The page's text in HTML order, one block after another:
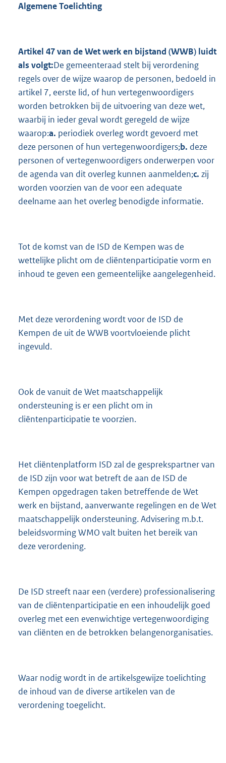
Algemene Toelichting
Artikel 47 van de Wet werk en bijstand (WWB) luidt
als volgt:De gemeenteraad stelt bij verordening
regels over de wijze waarop de personen, bedoeld in
artikel 7, eerste lid, of hun vertegenwoordigers
worden betrokken bij de uitvoering van deze wet,
waarbij in ieder geval wordt geregeld de wijze
waarop:a. periodiek overleg wordt gevoerd met
deze personen of hun vertegenwoordigers;b. deze
personen of vertegenwoordigers onderwerpen voor
de agenda van dit overleg kunnen aanmelden;c. zij
worden voorzien van de voor een adequate
deelname aan het overleg benodigde informatie.
Tot de komst van de ISD de Kempen was de
wettelijke plicht om de cliëntenparticipatie vorm en
inhoud te geven een gemeentelijke aangelegenheid.
Met deze verordening wordt voor de ISD de
Kempen de uit de WWB voortvloeiende plicht
ingevuld.
Ook de vanuit de Wet maatschappelijk
ondersteuning is er een plicht om in
cliëntenparticipatie te voorzien.
Het cliëntenplatform ISD zal de gesprekspartner van
de ISD zijn voor wat betreft de aan de ISD de
Kempen opgedragen taken betreffende de Wet
werk en bijstand, aanverwante regelingen en de Wet
maatschappelijk ondersteuning. Advisering m.b.t.
beleidsvorming WMO valt buiten het bereik van
deze verordening.
De ISD streeft naar een (verdere) professionalisering
van de cliëntenparticipatie en een inhoudelijk goed
overleg met een evenwichtige vertegenwoordiging
van cliënten en de betrokken belangenorganisaties.
Waar nodig wordt in de artikelsgewijze toelichting
de inhoud van de diverse artikelen van de
verordening toegelicht.